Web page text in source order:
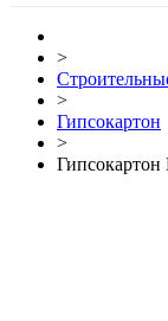
>
>
Гипсокартон
>